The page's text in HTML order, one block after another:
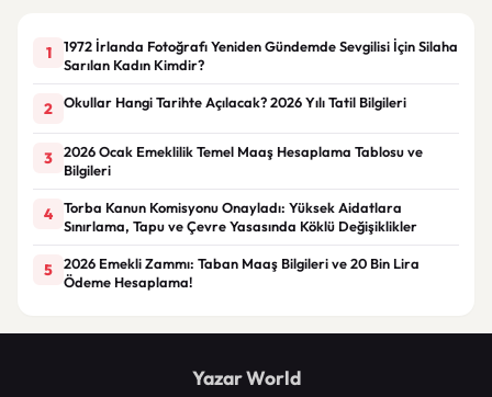
1
1972 İrlanda Fotoğrafı Yeniden Gündemde Sevgilisi İçin Silaha
Sarılan Kadın Kimdir?
2 Okullar Hangi Tarihte Açılacak? 2026 Yılı Tatil Bilgileri
3
2026 Ocak Emeklilik Temel Maaş Hesaplama Tablosu ve
Bilgileri
4
Torba Kanun Komisyonu Onayladı: Yüksek Aidatlara
Sınırlama, Tapu ve Çevre Yasasında Köklü Değişiklikler
5
2026 Emekli Zammı: Taban Maaş Bilgileri ve 20 Bin Lira
Ödeme Hesaplama!
Yazar World